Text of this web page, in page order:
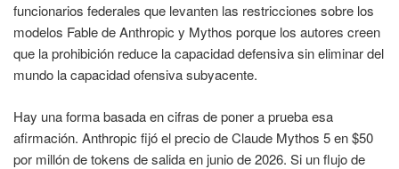
funcionarios federales que levanten las restricciones sobre los
modelos Fable de Anthropic y Mythos porque los autores creen
que la prohibición reduce la capacidad defensiva sin eliminar del
mundo la capacidad ofensiva subyacente.
Hay una forma basada en cifras de poner a prueba esa
afirmación. Anthropic fijó el precio de Claude Mythos 5 en $50
por millón de tokens de salida en junio de 2026. Si un flujo de